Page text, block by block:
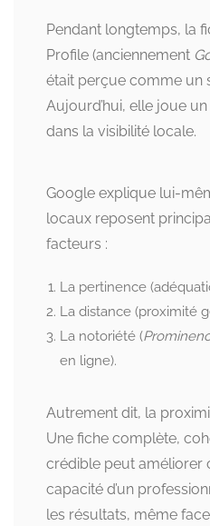
Pendant longtemps, la
Profile (anciennement
était perçue comme un
Aujourd’hui, elle joue
dans la visibilité locale.
Google explique lui-
locaux reposent
facteurs :
La pertinence
La distance (proximité
La notoriété (
en ligne).
Autrement dit, la
Une fiche complète,
crédible peut améliorer
capacité d’un
les résultats, même